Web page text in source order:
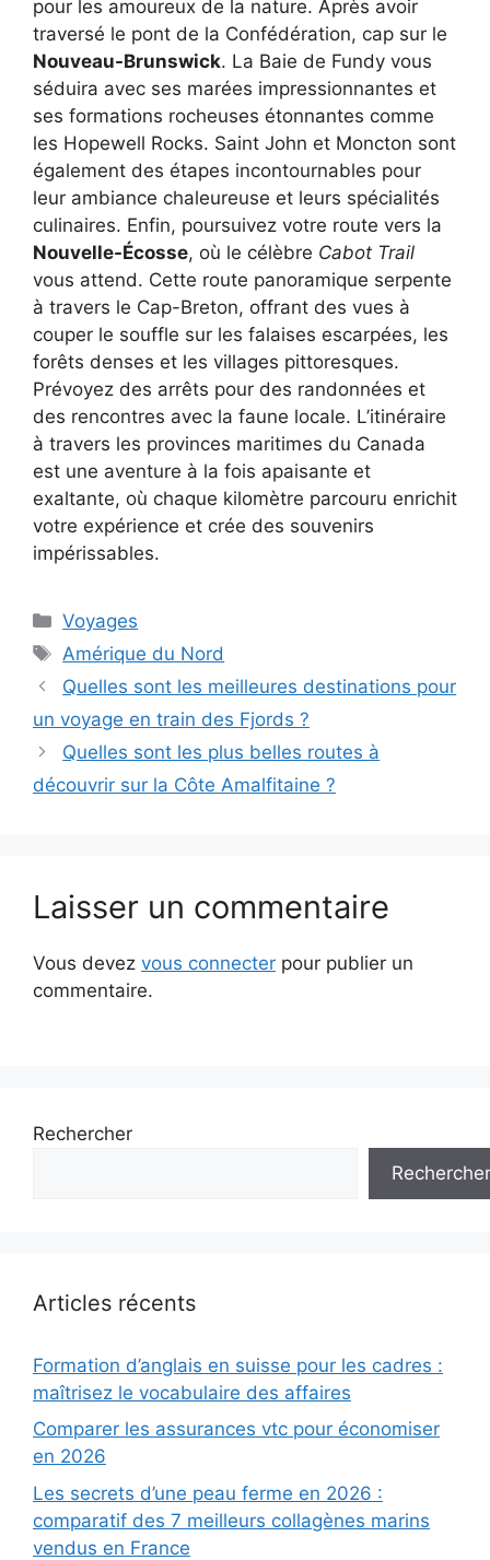
pour les amoureux de la nature. Après avoir
traversé le pont de la Confédération, cap sur le
Nouveau-Brunswick. La Baie de Fundy vous
séduira avec ses marées impressionnantes et
ses formations rocheuses étonnantes comme
les Hopewell Rocks. Saint John et Moncton sont
également des étapes incontournables pour
leur ambiance chaleureuse et leurs spécialités
culinaires. Enfin, poursuivez votre route vers la
Nouvelle-Écosse, où le célèbre Cabot Trail
vous attend. Cette route panoramique serpente
à travers le Cap-Breton, offrant des vues à
couper le souffle sur les falaises escarpées, les
forêts denses et les villages pittoresques.
Prévoyez des arrêts pour des randonnées et
des rencontres avec la faune locale. L’itinéraire
à travers les provinces maritimes du Canada
est une aventure à la fois apaisante et
exaltante, où chaque kilomètre parcouru enrichit
votre expérience et crée des souvenirs
impérissables.
Catégories
Voyages
Étiquettes
Amérique du Nord
Quelles sont les meilleures destinations pour
un voyage en train des Fjords ?
Quelles sont les plus belles routes à
découvrir sur la Côte Amalfitaine ?
Laisser un commentaire
Vous devez vous connecter pour publier un
commentaire.
Rechercher
Rechercher
Articles récents
Formation d’anglais en suisse pour les cadres :
maîtrisez le vocabulaire des affaires
Comparer les assurances vtc pour économiser
en 2026
Les secrets d’une peau ferme en 2026 :
comparatif des 7 meilleurs collagènes marins
vendus en France